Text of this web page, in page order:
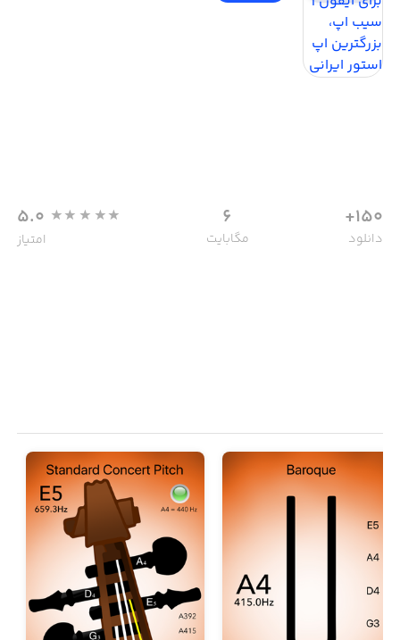
150+
دانلود
6
مگابایت
5.0
امتیاز